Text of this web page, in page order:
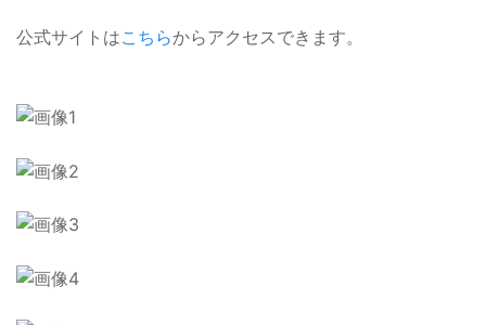
公式サイトはこちらからアクセスできます。